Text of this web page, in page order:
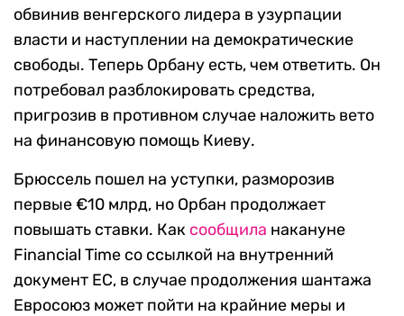
обвинив венгерского лидера в узурпации
власти и наступлении на демократические
свободы. Теперь Орбану есть, чем ответить. Он
потребовал разблокировать средства,
пригрозив в противном случае наложить вето
на финансовую помощь Киеву.
Брюссель пошел на уступки, разморозив
первые €10 млрд, но Орбан продолжает
повышать ставки. Как сообщила накануне
Financial Time со ссылкой на внутренний
документ ЕС, в случае продолжения шантажа
Евросоюз может пойти на крайние меры и